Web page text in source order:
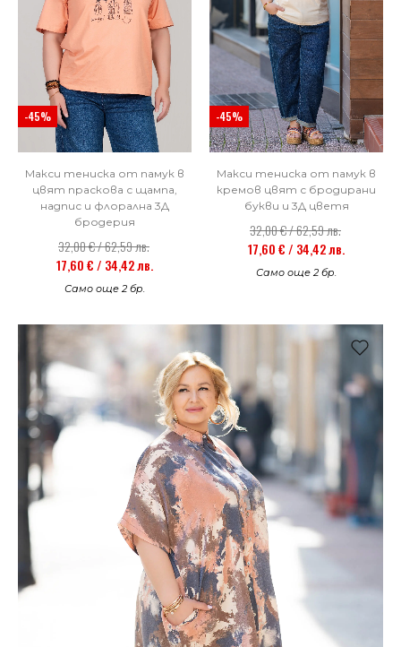
-45%
Макси тениска от памук в
цвят праскова с щампа,
надпис и флорална 3Д
бродерия
32,00 € / 62,59 лв.
17,60 € / 34,42 лв.
Само още 2 бр.
-45%
Макси тениска от памук в
кремов цвят с бродирани
букви и 3Д цветя
32,00 € / 62,59 лв.
17,60 € / 34,42 лв.
Само още 2 бр.